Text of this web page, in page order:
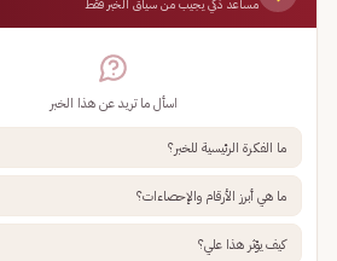
مساعد ذكي يجيب من سياق الخبر فقط
اسأل ما تريد عن هذا الخبر
ما الفكرة الرئيسية للخبر؟
ما هي أبرز الأرقام والإحصاءات؟
كيف يؤثر هذا علي؟